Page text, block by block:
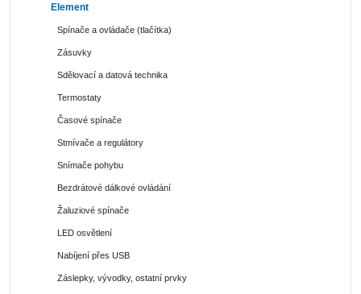
Element
Spínače a ovládače (tlačítka)
Zásuvky
Sdělovací a datová technika
Termostaty
Časové spínače
Stmívače a regulátory
Snímače pohybu
Bezdrátové dálkové ovládání
Žaluziové spínače
LED osvětlení
Nabíjení přes USB
Záslepky, vývodky, ostatní prvky